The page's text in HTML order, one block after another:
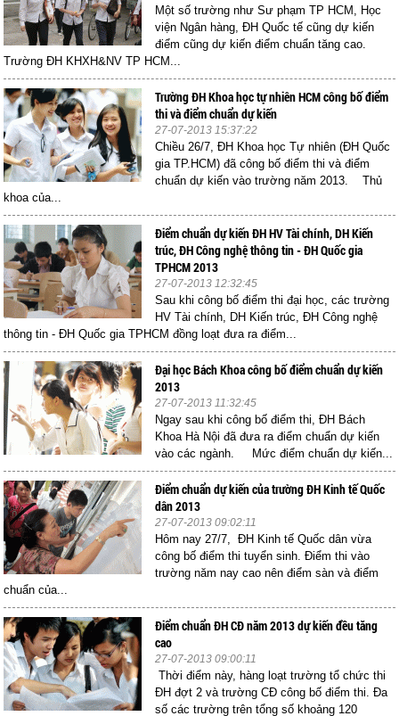
Một số trường như Sư phạm TP HCM, Học
viện Ngân hàng, ĐH Quốc tế cũng dự kiến
điểm cũng dự kiến điểm chuẩn tăng cao.
Trường ĐH KHXH&NV TP HCM...
Trường ĐH Khoa học tự nhiên HCM công bố điểm
thi và điểm chuẩn dự kiến
27-07-2013 15:37:22
Chiều 26/7, ĐH Khoa học Tự nhiên (ĐH Quốc
gia TP.HCM) đã công bố điểm thi và điểm
chuẩn dự kiến vào trường năm 2013. Thủ
khoa của...
Điểm chuẩn dự kiến ĐH HV Tài chính, DH Kiến
trúc, ĐH Công nghệ thông tin - ĐH Quốc gia
TPHCM 2013
27-07-2013 12:32:45
Sau khi công bố điểm thi đại học, các trường
HV Tài chính, DH Kiến trúc, ĐH Công nghệ
thông tin - ĐH Quốc gia TPHCM đồng loạt đưa ra điểm...
Đại học Bách Khoa công bố điểm chuẩn dự kiến
2013
27-07-2013 11:32:45
Ngay sau khi công bố điểm thi, ĐH Bách
Khoa Hà Nội đã đưa ra điểm chuẩn dự kiến
vào các ngành. Mức điểm chuẩn dự kiến...
Điểm chuẩn dự kiến của trường ĐH Kinh tế Quốc
dân 2013
27-07-2013 09:02:11
Hôm nay 27/7, ĐH Kinh tế Quốc dân vừa
công bố điểm thi tuyển sinh. Điểm thi vào
trường năm nay cao nên điểm sàn và điểm
chuẩn của...
Điểm chuẩn ĐH CĐ năm 2013 dự kiến đều tăng
cao
27-07-2013 09:00:11
Thời điểm này, hàng loạt trường tổ chức thi
ĐH đợt 2 và trường CĐ công bố điểm thi. Đa
số các trường trên tổng số khoảng 120